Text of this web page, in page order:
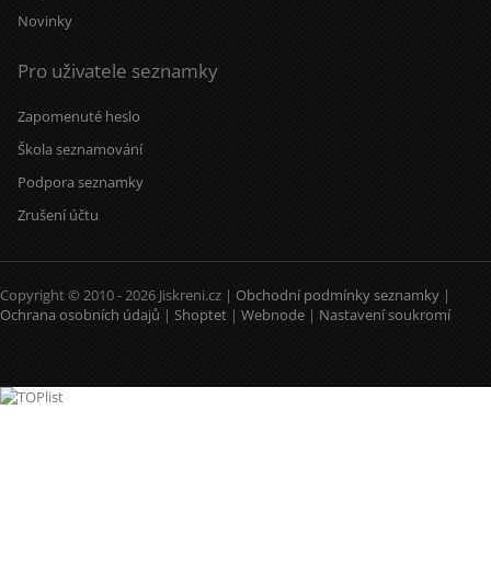
Novinky
Pro uživatele seznamky
Zapomenuté heslo
Škola seznamování
Podpora seznamky
Zrušení účtu
Copyright © 2010 - 2026 Jiskreni.cz | Obchodní podmínky seznamky |
Ochrana osobních údajů | Shoptet | Webnode | Nastavení soukromí